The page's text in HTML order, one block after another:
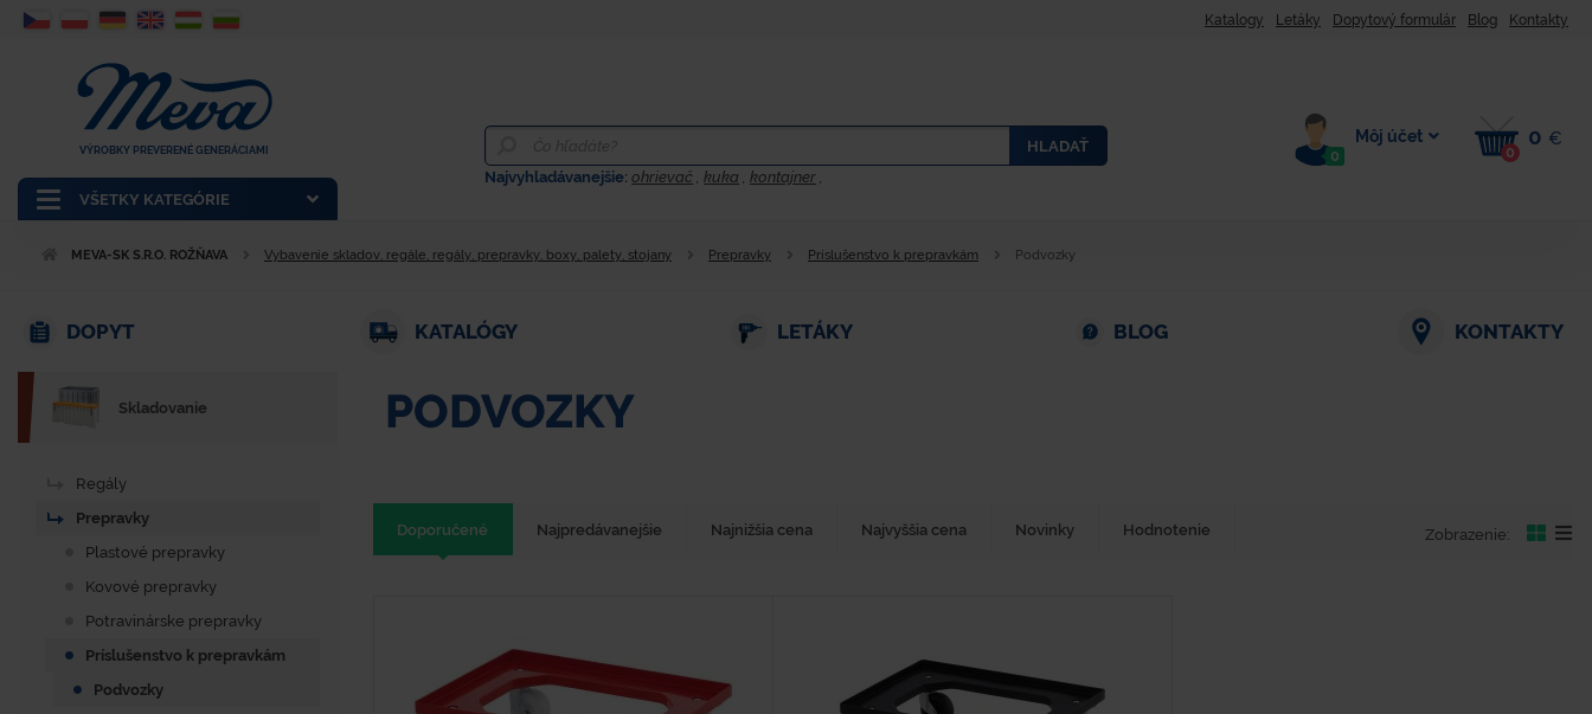
Katalogy Letáky Dopytový formulár Blog Kontakty
VŠETKY KATEGÓRIE
VÝROBKY PREVERENÉ GENERÁCIAMI
HLADAŤ
Najvyhladávanejšie:ohrievač ,kuka ,kontajner ,
0
Môj účet
0
0 €
MEVA-SK S.R.O. ROŽŇAVA Vybavenie skladov, regále, regály, prepravky, boxy, palety, stojany Prepravky Príslušenstvo k prepravkám Podvozky
DOPYT KATALÓGY LETÁKY BLOG KONTAKTY
PODVOZKY
Doporučené Najpredávanejšie Najnižšia cena Najvyššia cena Novinky Hodnotenie Zobrazenie:
Skladovanie
Regály
Prepravky
Plastové prepravky
Kovové prepravky
Potravinárske prepravky
Príslušenstvo k prepravkám
Podvozky